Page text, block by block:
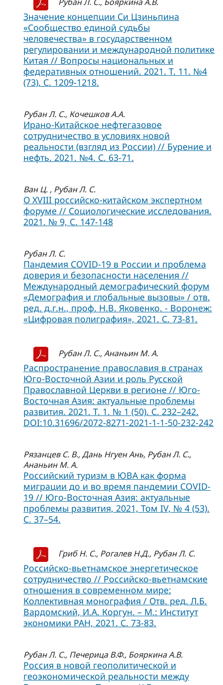
Рубан Л. С., Бояркина А.В.
Значение концепции Си Цзиньпина
«Сообщество единой судьбы
человечества» в государственном
регулировании и международной политике
Китая // Вопросы национальных и
федеративных отношений. 2021. Т. 11. №4
(73). С. 1209-1218.
Рубан Л. С., Кочешков А.А.
Ирано-Китайское нефтегазовое
сотрудничество в условиях новой
реальности (взгляд из России) // Бурение и
нефть. 2021. №4. С. 63-71.
Ван Ц. , Рубан Л. С.
О XVIII российско-китайском экспертном
форуме // Социологические исследования.
2021. № 9, C. 147-148
Рубан Л. С.
Пандемия COVID-19 в России и проблема
доверия и безопасности населения //
Международный демографический форум
«Демография и глобальные вызовы» / отв.
ред. д.г.н., проф. Н.В. Яковенко. - Воронеж:
«Цифровая полиграфия», 2021. С. 73-81.
Рубан Л. С., Ананьин М. А.
Распространение православия в странах
Юго-Восточной Азии и роль Русской
Православной Церкви в регионе // Юго-
Восточная Азия: актуальные проблемы
развития. 2021. Т. 1. № 1 (50). С. 232–242.
DOI:10.31696/2072-8271-2021-1-1-50-232-242
Рязанцев С. В., Дань Нгуен Ань, Рубан Л. С.,
Ананьин М. А.
Российский туризм в ЮВА как форма
миграции до и во время пандемии COVID-
19 // Юго-Восточная Азия: актуальные
проблемы развития, 2021, Том IV, № 4 (53).
С. 37–54.
Гриб Н. С., Рогалев Н.Д., Рубан Л. С.
Российско-вьетнамское энергетическое
сотрудничество // Российско-вьетнамские
отношения в современном мире:
Коллективная монография / Отв. ред. Л.Б.
Вардомский, И.А. Коргун. – М.: Институт
экономики РАН, 2021. С. 73-83.
Рубан Л. С., Печерица В.Ф., Бояркина А.В.
Россия в новой геополитической и
геоэкономической реальности между